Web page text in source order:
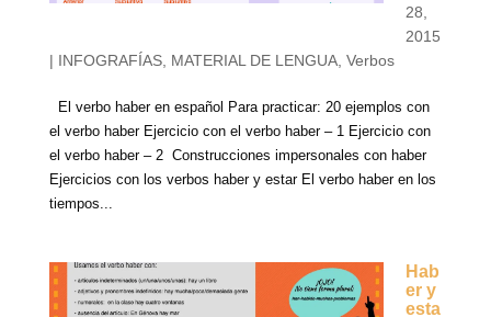
28,
2015
| INFOGRAFÍAS, MATERIAL DE LENGUA, Verbos
El verbo haber en español Para practicar: 20 ejemplos con
el verbo haber Ejercicio con el verbo haber – 1 Ejercicio con
el verbo haber – 2 Construcciones impersonales con haber
Ejercicios con los verbos haber y estar El verbo haber en los
tiempos...
Hab
er y
esta